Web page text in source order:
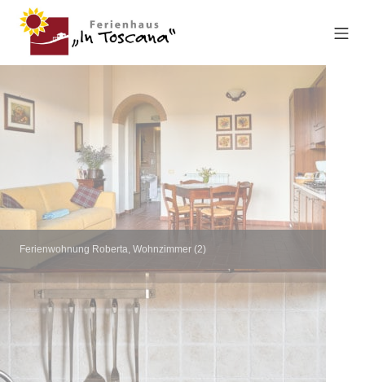
Ferienwohnung Roberta, Wohnzimmer (2)